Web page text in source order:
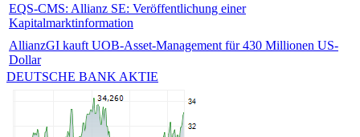
EQS-CMS: Allianz SE: Veröffentlichung einer
Kapitalmarktinformation
AllianzGI kauft UOB-Asset-Management für 430 Millionen US-
Dollar
DEUTSCHE BANK AKTIE